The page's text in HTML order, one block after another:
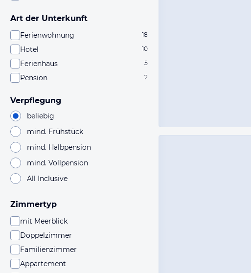
Art der Unterkunft
Ferienwohnung 18
Hotel 10
Ferienhaus 5
Pension 2
Verpflegung
beliebig
mind. Frühstück
mind. Halbpension
mind. Vollpension
All Inclusive
Zimmertyp
mit Meerblick
Doppelzimmer
Familienzimmer
Appartement